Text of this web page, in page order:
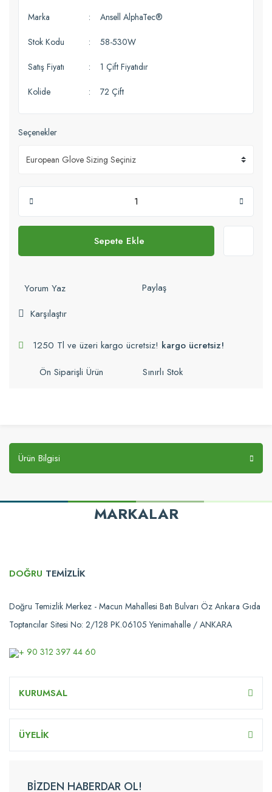
Marka Ansell AlphaTec®
Stok Kodu 58-530W
Satış Fiyatı 1 Çift Fiyatıdır
Kolide 72 Çift
Seçenekler
Sepete Ekle
Yorum Yaz
Paylaş
Karşılaştır
1250 Tl ve üzeri kargo ücretsiz! kargo ücretsiz!
Ön Siparişli Ürün
Sınırlı Stok
Ürün Bilgisi
MARKALAR
DOĞRU TEMİZLİK
Doğru Temizlik Merkez - Macun Mahallesi Batı Bulvarı Öz Ankara Gıda
Toptancılar Sitesi No: 2/128 PK.06105 Yenimahalle / ANKARA
+ 90 312 397 44 60
KURUMSAL
ÜYELİK
BİZDEN HABERDAR OL!